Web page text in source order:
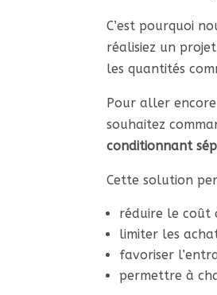
C’est pourquoi
réalisiez un
les quantités
Pour aller
souhaitez
conditionnant
Cette solution
réduire le coût
limiter les
favoriser
permettre à